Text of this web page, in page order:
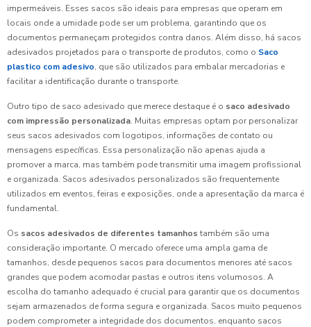
impermeáveis. Esses sacos são ideais para empresas que operam em
locais onde a umidade pode ser um problema, garantindo que os
documentos permaneçam protegidos contra danos. Além disso, há sacos
adesivados projetados para o transporte de produtos, como o Saco
plastico com adesivo, que são utilizados para embalar mercadorias e
facilitar a identificação durante o transporte.
Outro tipo de saco adesivado que merece destaque é o saco adesivado
com impressão personalizada. Muitas empresas optam por personalizar
seus sacos adesivados com logotipos, informações de contato ou
mensagens específicas. Essa personalização não apenas ajuda a
promover a marca, mas também pode transmitir uma imagem profissional
e organizada. Sacos adesivados personalizados são frequentemente
utilizados em eventos, feiras e exposições, onde a apresentação da marca é
fundamental.
Os sacos adesivados de diferentes tamanhos também são uma
consideração importante. O mercado oferece uma ampla gama de
tamanhos, desde pequenos sacos para documentos menores até sacos
grandes que podem acomodar pastas e outros itens volumosos. A
escolha do tamanho adequado é crucial para garantir que os documentos
sejam armazenados de forma segura e organizada. Sacos muito pequenos
podem comprometer a integridade dos documentos, enquanto sacos